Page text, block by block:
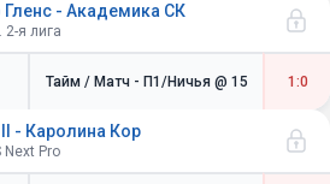
- Академика СК
я лига
Тайм / Матч - П1/Ничья @ 15 1:0
- Каролина Кор
Pro